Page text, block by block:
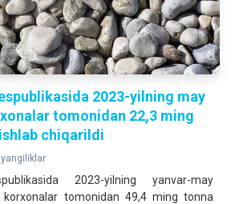
2023-yilning may
tomonidan 22,3 ming
chiqarildi
2023-yilning yanvar-may
tomonidan 49,4 ming tonna